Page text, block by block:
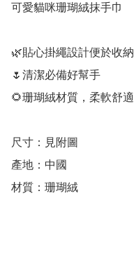
可愛貓咪珊瑚絨抹手巾
🌿貼心掛繩設計便於收納
🌷清潔必備好幫手
🌻珊瑚絨材質，柔軟舒適
尺寸：見附圖
產地：中國
材質：珊瑚絨